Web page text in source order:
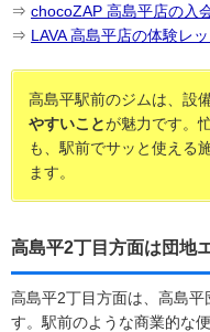
⇒ chocoZAP 高島平店の入
⇒ LAVA 高島平店の体験レ
高島平駅前のジムは、設
やすいことが魅力です。
も、駅前でサッと使える
ます。
高島平2丁目方面は団地
高島平2丁目方面は、高島
す。駅前のような商業的な